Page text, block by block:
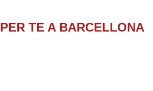
TE A BARCELLONA